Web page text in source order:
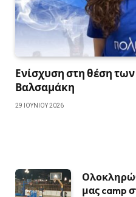
Ενίσχυση στη θέση
Βαλσαμάκη
29 ΙΟΥΝΊΟΥ 2026
μας camp